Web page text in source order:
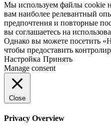
Мы используем файлы cookie
вам наиболее релевантный
предпочтения и повторные
вы соглашаетесь на
Однако вы можете посетить
чтобы предоставить
Настройка Принять
Manage consent
Close
Privacy Overview